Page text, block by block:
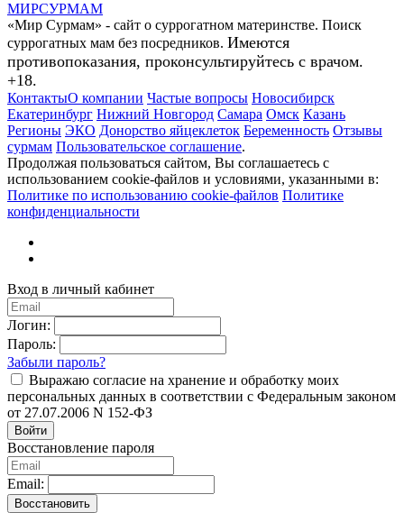
МИРСУРМАМ
«Мир Сурмам» - сайт о суррогатном материнстве. Поиск
суррогатных мам без посредников. Имеются
противопоказания, проконсультируйтесь с врачом.
+18.
КонтактыО компании Частые вопросы Новосибирск
Екатеринбург Нижний Новгород Самара Омск Казань
Регионы ЭКО Донорство яйцеклеток Беременность Отзывы
сурмам Пользовательское соглашение.
Продолжая пользоваться сайтом, Вы соглашаетесь с
использованием cookie-файлов и условиями, указанными в:
Политике по использованию cookie-файлов Политике
конфиденциальности
Вход в личный кабинет
Логин:
Пароль:
Забыли пароль?
Выражаю согласие на хранение и обработку моих
персональных данных в соответствии с Федеральным законом
от 27.07.2006 N 152-ФЗ
Войти
Восстановление пароля
Email:
Восстановить